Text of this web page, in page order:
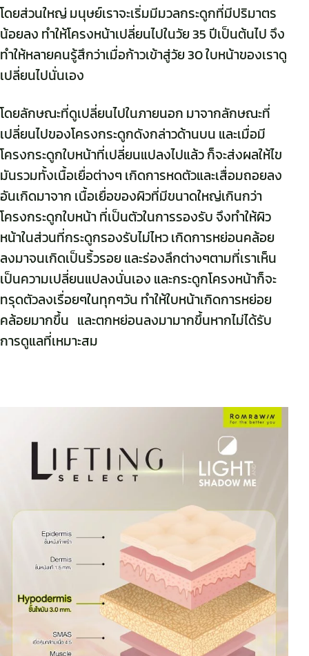
โดยส่วนใหญ่ มนุษย์เราจะเริ่มมีมวลกระดูกที่มีปริมาตร
น้อยลง ทำให้โครงหน้าเปลี่ยนไปในวัย 35 ปีเป็นต้นไป จึง
ทำให้หลายคนรู้สึกว่าเมื่อก้าวเข้าสู่วัย 30 ใบหน้าของเราดู
เปลี่ยนไปนั่นเอง
โดยลักษณะที่ดูเปลี่ยนไปในภายนอก มาจากลักษณะที่
เปลี่ยนไปของโครงกระดูกดังกล่าวด้านบน และเมื่อมี
โครงกระดูกใบหน้าที่เปลี่ยนแปลงไปแล้ว ก็จะส่งผลให้ไข
มันรวมทั้งเนื้อเยื่อต่างๆ เกิดการหดตัวและเสื่อมถอยลง
อันเกิดมาจาก เนื้อเยื่อของผิวที่มีขนาดใหญ่เกินกว่า
โครงกระดูกใบหน้า ที่เป็นตัวในการรองรับ จึงทำให้ผิว
หน้าในส่วนที่กระดูกรองรับไม่ไหว เกิดการหย่อนคล้อย
ลงมาจนเกิดเป็นริ้วรอย และร่องลึกต่างๆตามที่เราเห็น
เป็นความเปลี่ยนแปลงนั่นเอง และกระดูกโครงหน้าก็จะ
ทรุดตัวลงเรื่อยๆในทุกๆวัน ทำให้ใบหน้าเกิดการหย่อย
คล้อยมากขึ้น และตกหย่อนลงมามากขึ้นหากไม่ได้รับ
การดูแลที่เหมาะสม